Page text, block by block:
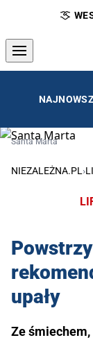
Santa Marta
NIEZALEŻNA.PL ›
upały
Ze